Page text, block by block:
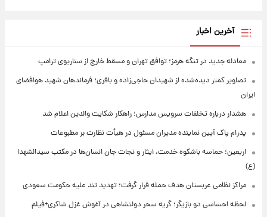
آخرین اخبار
معادله جدید در تنگه هرمز؛ توافق تهران و مسقط خارج از سناریوی ترامپ
تصاویر کمتر دیده‌شده از شهیدان حاجی‌زاده و باقری؛ فرماندهان شهید هوافضای
ایران
هشدار درباره تخلفات سرویس مدارس؛ راهکار شکایت والدین اعلام شد
پدرام پاک آیین نماینده مدیران مسئول در هیأت نظارت بر مطبوعات
اربعین؛ حماسه باشکوه خدمت، ایثار و نجات جان انسان‌ها در مکتب سیدالشهدا
(ع)
مراکز نظامی عربستان هدف حمله قرار گرفت؛ تهدید تند علیه حکومت سعودی
لحظه احساسی دو بازیگر؛ گریه سحر دولتشاهی در آغوش غزل شاکری+فیلم